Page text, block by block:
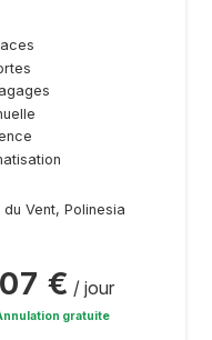
Vent, Polinesia
€ / jour
gratuite